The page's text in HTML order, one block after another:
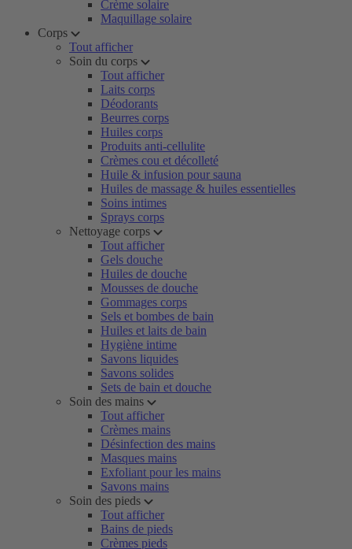
Crème solaire
Maquillage solaire
Corps
Tout afficher
Soin du corps
Tout afficher
Laits corps
Déodorants
Beurres corps
Huiles corps
Produits anti-cellulite
Crèmes cou et décolleté
Huile & infusion pour sauna
Huiles de massage & huiles essentielles
Soins intimes
Sprays corps
Nettoyage corps
Tout afficher
Gels douche
Huiles de douche
Mousses de douche
Gommages corps
Sels et bombes de bain
Huiles et laits de bain
Hygiène intime
Savons liquides
Savons solides
Sets de bain et douche
Soin des mains
Tout afficher
Crèmes mains
Désinfection des mains
Masques mains
Exfoliant pour les mains
Savons mains
Soin des pieds
Tout afficher
Bains de pieds
Crèmes pieds